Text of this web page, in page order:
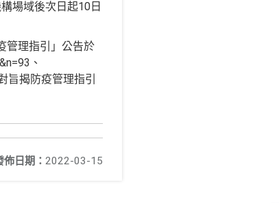
場域後次日起10日
管理指引」公告於
、
揭防疫管理指引
佈日期： 2022-03-15